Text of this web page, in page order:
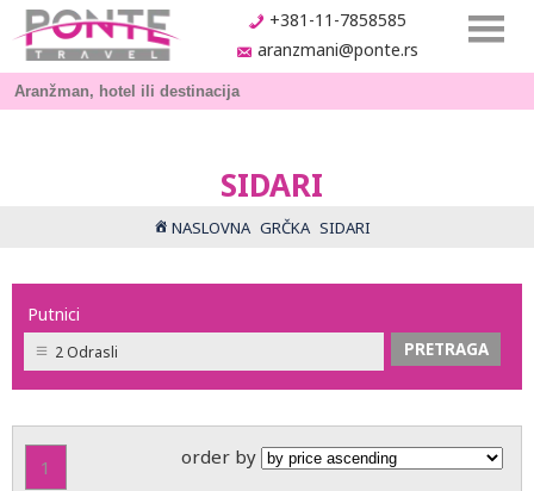
+381-11-7858585
aranzmani@ponte.rs
SIDARI
NASLOVNA GRČKA SIDARI
Putnici
2 Odrasli
1 order by